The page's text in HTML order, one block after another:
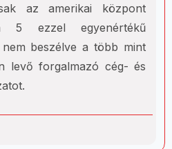
az amerikai központ
5 ezzel egyenértékű
beszélve a több mint
levő forgalmazó cég- és